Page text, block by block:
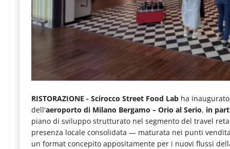
articoli
mondo
dei
consumi
fuoricasa,
RISTORAZIONE - Scirocco Street Food Lab ha
dell'aeroporto di Milano Bergamo – Orio al Serio, in
piano di sviluppo strutturato nel segmento del travel
presenza locale consolidata — maturata nei punti
un format concepito appositamente per i nuovi flussi